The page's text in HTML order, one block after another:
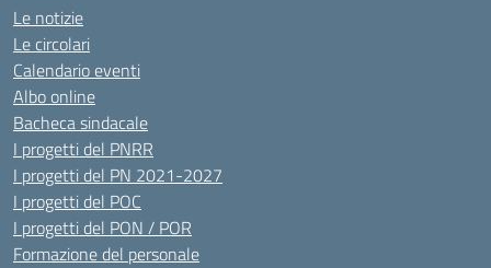
Le notizie
Le circolari
Calendario eventi
Albo online
Bacheca sindacale
I progetti del PNRR
I progetti del PN 2021-2027
I progetti del POC
I progetti del PON / POR
Formazione del personale